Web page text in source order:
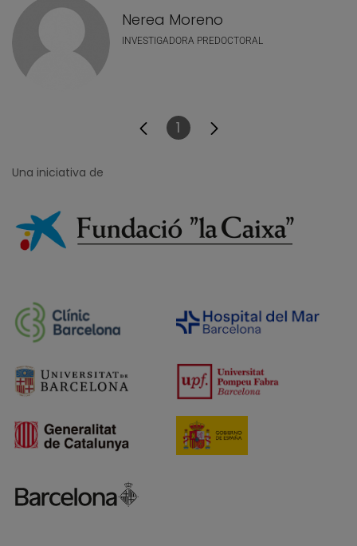
Nerea Moreno
INVESTIGADORA PREDOCTORAL
Pàgina
1
Una iniciativa de